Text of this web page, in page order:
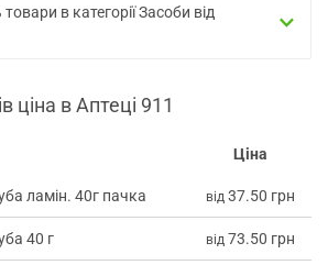
в категорії Засоби від
ціна в Аптеці 911
Ціна
ламін. 40г пачка від37.50 грн
40 г від73.50 грн